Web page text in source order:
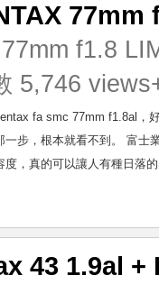
f1.8
5,746
fa smc 77mm f1.8al，
一步，根本就看不到。 富士
度，真的可以讓人有種日落
43 1.9al +